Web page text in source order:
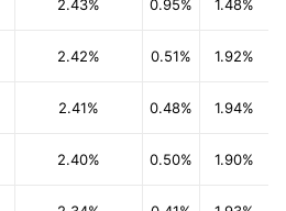
2.43% 0.95% 1.48%
2.42% 0.51% 1.92%
2.41% 0.48% 1.94%
2.40% 0.50% 1.90%